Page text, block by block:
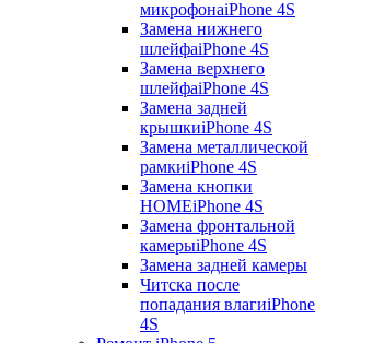
микрофонаiPhone 4S
Замена нижнего
шлейфаiPhone 4S
Замена верхнего
шлейфаiPhone 4S
Замена задней
крышкиiPhone 4S
Замена металлической
рамкиiPhone 4S
Замена кнопки
HOMEiPhone 4S
Замена фронтальной
камерыiPhone 4S
Замена задней камеры
Читска после
попадания влагиiPhone
4S